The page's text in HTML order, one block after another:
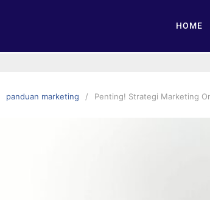
HOME
panduan marketing Penting! Strategi Marketing